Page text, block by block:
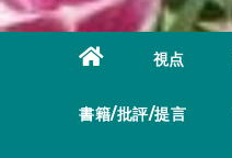
視点
書籍/批評/提言